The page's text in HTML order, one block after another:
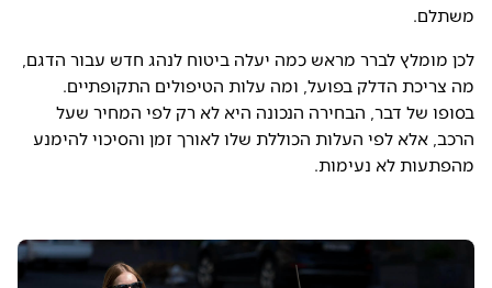
משתלם.
לכן מומלץ לברר מראש כמה יעלה ביטוח לנהג חדש עבור הדגם,
מה צריכת הדלק בפועל, ומה עלות הטיפולים התקופתיים.
בסופו של דבר, הבחירה הנכונה היא לא רק לפי המחיר שעל
הרכב, אלא לפי העלות הכוללת שלו לאורך זמן והסיכוי להימנע
מהפתעות לא נעימות.